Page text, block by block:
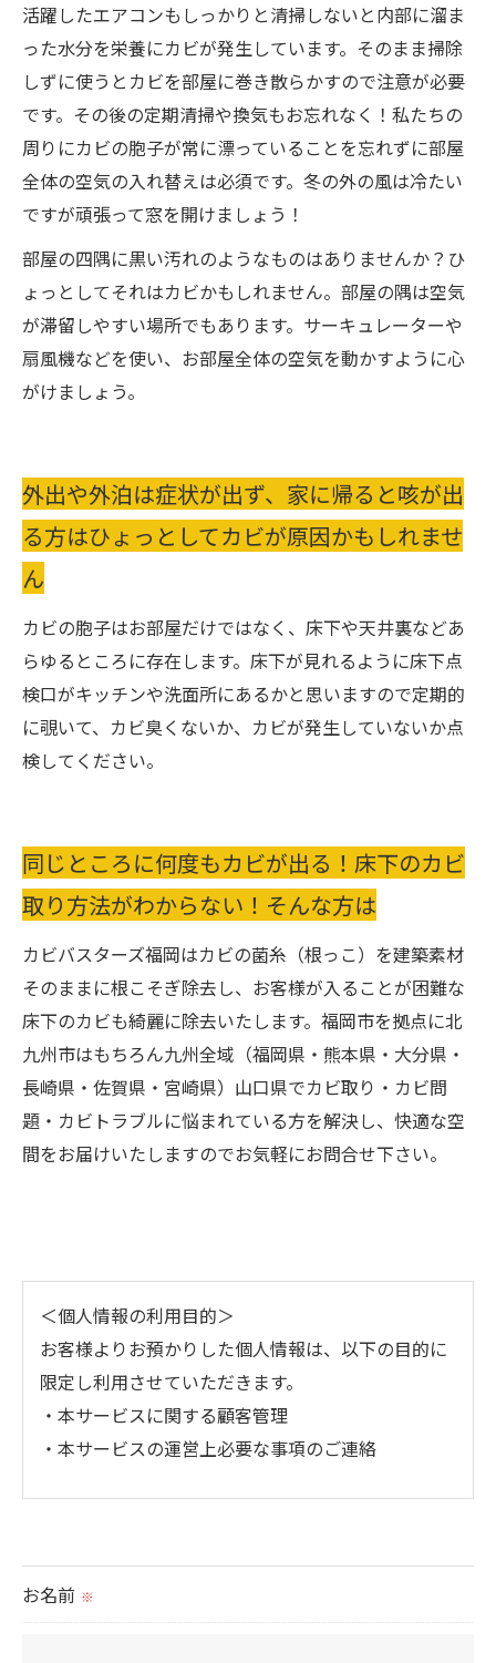
活躍したエアコンもしっかりと清掃しないと内部に溜ま
った水分を栄養にカビが発生しています。そのまま掃除
しずに使うとカビを部屋に巻き散らかすので注意が必要
です。その後の定期清掃や換気もお忘れなく！私たちの
周りにカビの胞子が常に漂っていることを忘れずに部屋
全体の空気の入れ替えは必須です。冬の外の風は冷たい
ですが頑張って窓を開けましょう！
部屋の四隅に黒い汚れのようなものはありませんか？ひ
ょっとしてそれはカビかもしれません。部屋の隅は空気
が滞留しやすい場所でもあります。サーキュレーターや
扇風機などを使い、お部屋全体の空気を動かすように心
がけましょう。
外出や外泊は症状が出ず、家に帰ると咳が出
る方はひょっとしてカビが原因かもしれませ
ん
カビの胞子はお部屋だけではなく、床下や天井裏などあ
らゆるところに存在します。床下が見れるように床下点
検口がキッチンや洗面所にあるかと思いますので定期的
に覗いて、カビ臭くないか、カビが発生していないか点
検してください。
同じところに何度もカビが出る！床下のカビ
取り方法がわからない！そんな方は
カビバスターズ福岡はカビの菌糸（根っこ）を建築素材
そのままに根こそぎ除去し、お客様が入ることが困難な
床下のカビも綺麗に除去いたします。福岡市を拠点に北
九州市はもちろん九州全域（福岡県・熊本県・大分県・
長崎県・佐賀県・宮崎県）山口県でカビ取り・カビ問
題・カビトラブルに悩まれている方を解決し、快適な空
間をお届けいたしますのでお気軽にお問合せ下さい。
＜個人情報の利用目的＞
お客様よりお預かりした個人情報は、以下の目的に
限定し利用させていただきます。
・本サービスに関する顧客管理
・本サービスの運営上必要な事項のご連絡
られた場合を除き、
お名前 ※